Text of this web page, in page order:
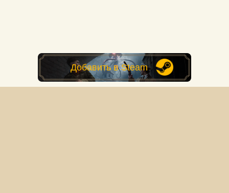
Добавить в Steam